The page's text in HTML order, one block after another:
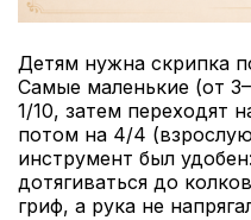
Детям нужна скрипка
Самые маленькие (от
1/10, затем переходят
потом на 4/4
инструмент был
дотягиваться до
гриф, а рука не